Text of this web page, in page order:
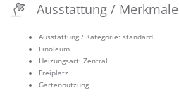
Ausstattung / Merkmale
Ausstattung / Kategorie: standard
Linoleum
Heizungsart: Zentral
Freiplatz
Gartennutzung